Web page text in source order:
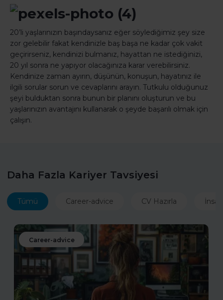
20’li yaşlarınızın başındaysanız eğer söylediğimiz şey size
zor gelebilir fakat kendinizle baş başa ne kadar çok vakit
geçirirseniz, kendinizi bulmanız, hayattan ne istediğinizi,
20 yıl sonra ne yapıyor olacağınıza karar verebilirsiniz.
Kendinize zaman ayırın, düşünün, konuşun, hayatınız ile
ilgili sorular sorun ve cevaplarını arayın. Tutkulu olduğunuz
şeyi bulduktan sonra bunun bir planını oluşturun ve bu
yaşlarınızın avantajını kullanarak o şeyde başarılı olmak için
çalışın.
Daha Fazla Kariyer Tavsiyesi
Tümü Career-advice CV Hazırla
Career-advice